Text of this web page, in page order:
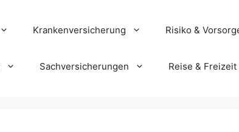
Krankenversicherung Risiko &
Sachversicherungen Reise & Freizeit